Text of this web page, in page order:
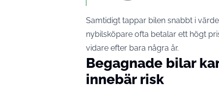
Samtidigt tappar bilen snabbt i
nybilsköpare ofta betalar ett högt
vidare efter bara några år.
Begagnade bilar
innebär risk